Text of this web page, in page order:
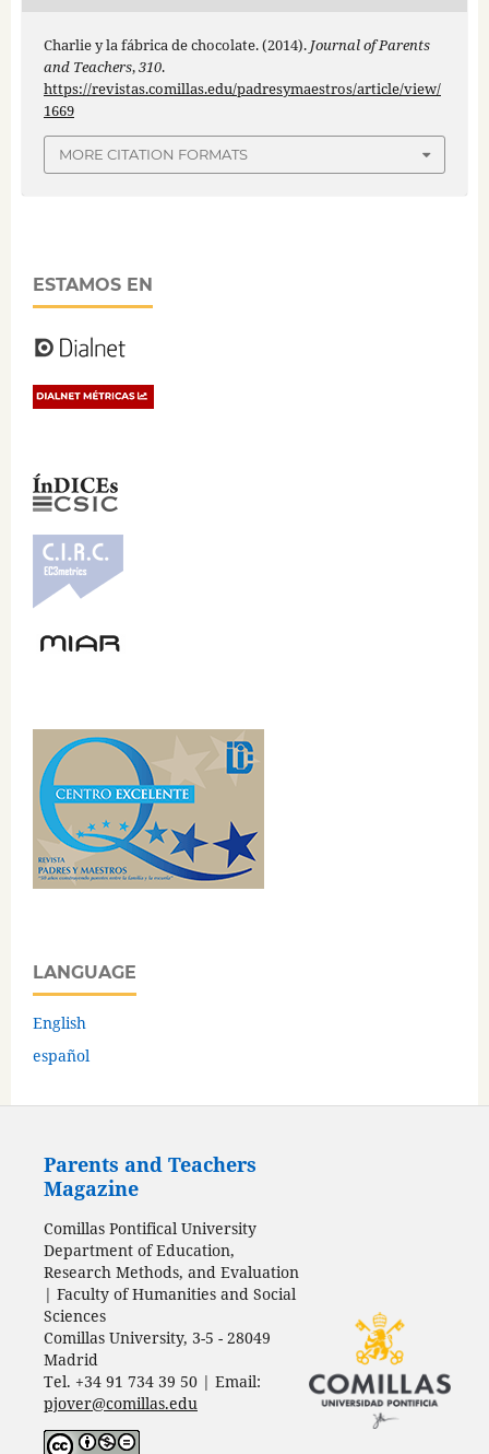
Charlie y la fábrica de chocolate. (2014). Journal of Parents
and Teachers,310.
https://revistas.comillas.edu/padresymaestros/article/view/
1669
MORE CITATION FORMATS
ESTAMOS EN
LANGUAGE
English
español
Parents and Teachers
Magazine
Comillas Pontifical University
Department of Education,
Research Methods, and Evaluation
| Faculty of Humanities and Social
Sciences
Comillas University, 3-5 - 28049
Madrid
Tel. +34 91 734 39 50 | Email:
pjover@comillas.edu